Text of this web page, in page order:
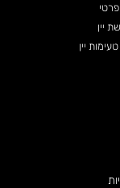
פרטי
יין
יין